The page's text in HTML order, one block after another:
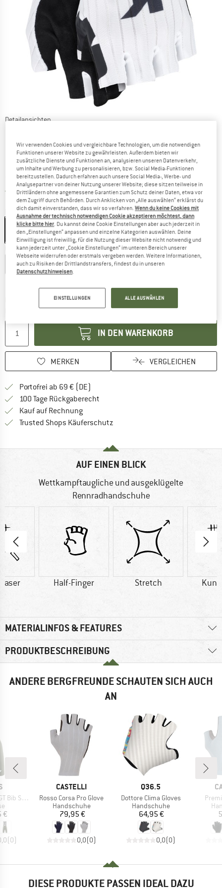
Detailansichten
Preis:
79,95€ inkl. MwSt.
Versandkostenfrei(DE)Deutschland. Informationen zu den
Farbe:White Series
Größe:XXL
XS S M L XL XXL
Lieferzeit: 2-4 WerktageDer Link öffnet sich in einer Infobox und
IN DEN WARENKORB
MERKEN VERGLEICHEN
Portofrei ab 69 € (DE)
100 Tage Rückgaberecht
Kauf auf RechnungFinde die Zahlungs-Infos hier! Öffnet
Trusted Shops Käuferschutz
AUF EINEN BLICK
Wettkampftaugliche und ausgeklügelte
Rennradhandschuhe
Half-Finger Stretch
MATERIALINFOS & FEATURES
PRODUKTBESCHREIBUNG
ANDERE BERGFREUNDE SCHAUTEN SICH AUCH
AN
S11
€
(0)
MARKE
CASTELLI
Artikel
Rosso Corsa Pro Glove
Produktgruppe
Handschuhe
Preis
79,95 €
0,0(0)
MARKE
Q36.5
Artikel
Dottore Clima Gloves
Produktgruppe
Handschuhe
Preis
64,95 €
0,0(0)
Artikel
DIESE PRODUKTE PASSEN IDEAL DAZU
Wir verwenden Cookies und vergleichbare Technologien, um die notwendigen
Funktionen unserer Website zu gewährleisten. Außerdem bieten wir
zusätzliche Dienste und Funktionen an, analysieren unseren Datenverkehr,
um Inhalte und Werbung zu personalisieren, bzw. Social Media-Funktionen
bereitzustellen. Dadurch erfahren auch unsere Social Media-, Werbe- und
Analysepartner von deiner Nutzung unserer Website; diese sitzen teilweise in
Drittländern ohne angemessene Garantien zum Schutz deiner Daten, etwa vor
dem Zugriff durch Behörden. Durch Anklicken von „Alle auswählen“ erklärst du
dich damit einverstanden, dass wir so verfahren.Wenn du keine Cookies mit
Ausnahme der technisch notwendigen Cookie akzeptieren möchtest, dann
klicke bitte hier. Du kannst deine Cookie Einstellungen aber auch jederzeit in
den „Einstellungen“ anpassen und einzelne Kategorien auswählen. Deine
Einwilligung ist freiwillig, für die Nutzung dieser Website nicht notwendig und
kann jederzeit unter „Cookie Einstellungen“ im unteren Bereich unserer
Webseite widerrufen oder erstmals vergeben werden. Weitere Informationen,
auch zu Risiken der Drittlandstransfers, findest du in unseren
Datenschutzhinweisen.
EINSTELLUNGEN ALLE AUSWÄHLEN